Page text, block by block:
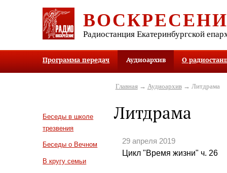
Радиостанция Екатеринбургской
Программа передач Аудиоархив О
Беседы в школе
трезвения
Беседы о Вечном
В кругу семьи
Главная→ Аудиоархив→ Литдрама
Литдрама
29 апреля 2019
Цикл "Время жизни" ч. 26